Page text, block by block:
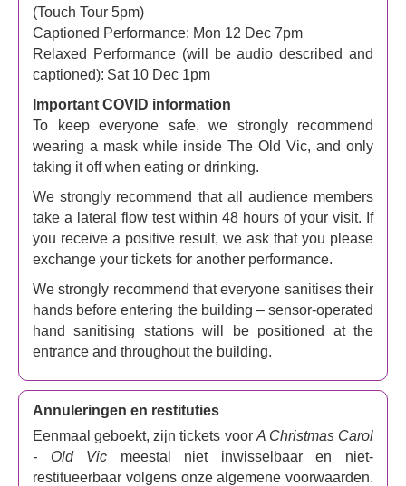
(Touch Tour 5pm)
Captioned Performance: Mon 12 Dec 7pm
Relaxed Performance (will be audio described and
captioned): Sat 10 Dec 1pm
Important COVID information
To keep everyone safe, we strongly recommend
wearing a mask while inside The Old Vic, and only
taking it off when eating or drinking.
We strongly recommend that all audience members
take a lateral flow test within 48 hours of your visit. If
you receive a positive result, we ask that you please
exchange your tickets for another performance.
We strongly recommend that everyone sanitises their
hands before entering the building – sensor-operated
hand sanitising stations will be positioned at the
entrance and throughout the building.
Annuleringen en restituties
Eenmaal geboekt, zijn tickets voor A Christmas Carol
- Old Vic meestal niet inwisselbaar en niet-
restitueerbaar volgens onze algemene voorwaarden.